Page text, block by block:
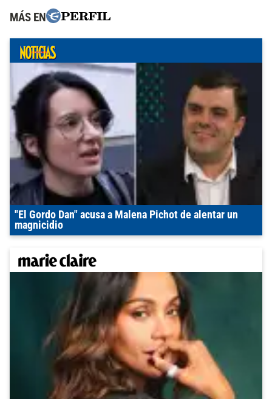
MÁS EN
"El Gordo Dan" acusa a Malena Pichot de alentar un
magnicidio